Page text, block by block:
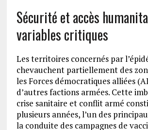
Sécurité et accès
variables critiques
Les territoires concernés par
chevauchent partiellement des
les Forces démocratiques alliées
d’autres factions armées. Cette
crise sanitaire et conflit armé
plusieurs années, l’un des
la conduite des campagnes de